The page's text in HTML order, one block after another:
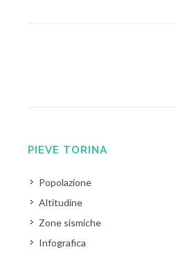
PIEVE TORINA
Popolazione
Altitudine
Zone sismiche
Infografica